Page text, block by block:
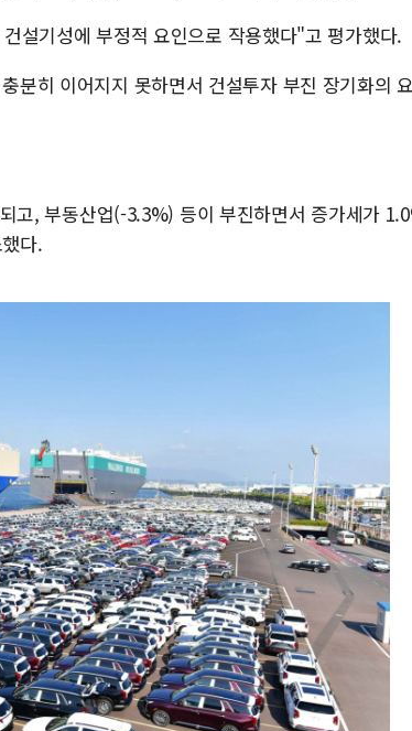
설기성에 부정적 요인으로 작용했다"고 평가했다.
분히 이어지지 못하면서 건설투자 부진 장기화의 요
고, 부동산업(-3.3%) 등이 부진하면서 증가세가
다.